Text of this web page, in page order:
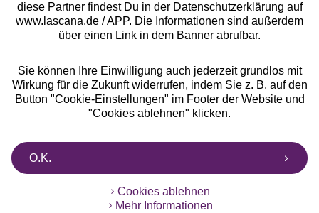
diese Partner findest Du in der Datenschutzerklärung auf
www.lascana.de / APP. Die Informationen sind außerdem
über einen Link in dem Banner abrufbar.
Sie können Ihre Einwilligung auch jederzeit grundlos mit
Wirkung für die Zukunft widerrufen, indem Sie z. B. auf den
Button "Cookie-Einstellungen" im Footer der Website und
"Cookies ablehnen" klicken.
O.K.
Cookies ablehnen
Mehr Informationen